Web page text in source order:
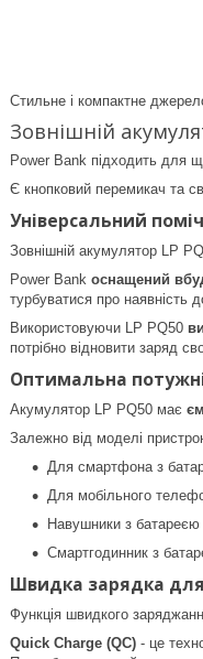
Стильне і компактне
Зовнішній
Power Bank підходить для
Є кнопковий перемикач та
Універсальний
Зовнішній акумулятор LP
Power Bank оснащений
турбуватися про наявність
Використовуючи LP PQ50
потрібно відновити заряд
Оптимальна
Акумулятор LP PQ50 має
Залежно від моделі
Для смартфона з
Для мобільного
Навушники з батареєю
Смартгодинник з
Швидка зарядка
Функція швидкого
Quick Charge (QC) - це